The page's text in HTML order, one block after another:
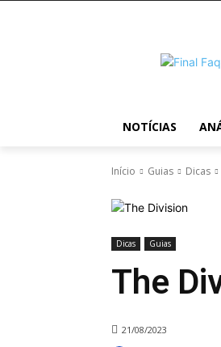
NOTÍCIAS
Início Guias Dicas
Dicas Guias
The
21/08/2023